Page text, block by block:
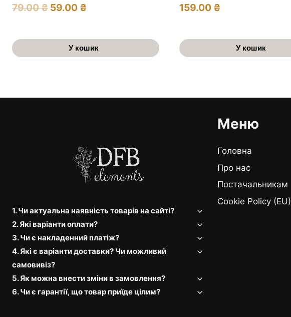
79.00₴ Оригінальна
79.00 ₴.
59.00 ₴
59.00 ₴.
У кошик
159.00 ₴
У кошик
1. Чи актуальна наявність товарів на сайті?
2. Які варіанти оплати?
3. Чи є накладенний платіж?
4. Які є варіанти доставки? Чи можливий
самовивіз?
5. Як можна внести зміни в замовлення?
6. Чи є гарантії, що товар приїде цілим?
Меню
Головна
Про нас
Постачальникам
Cookie Policy (EU)